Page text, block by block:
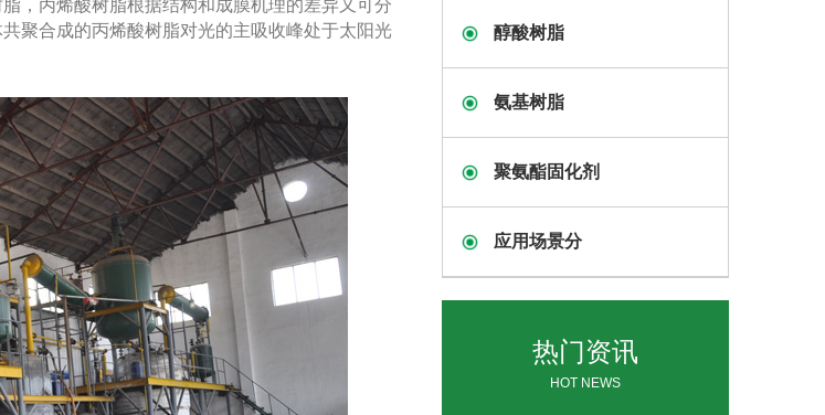
，丙烯酸树脂根据结构和成膜机理的差异又可分
聚合成的丙烯酸树脂对光的主吸收峰处于太阳光
醇酸树脂
氨基树脂
聚氨酯固化剂
应用场景分
热门资讯
HOT NEWS